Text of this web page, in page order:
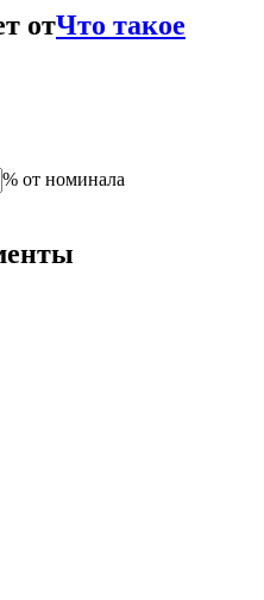
отЧто такое
% от номинала